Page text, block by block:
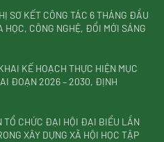
SƠ KẾT CÔNG TÁC 6 THÁNG ĐẦU
CÔNG NGHỆ, ĐỔI MỚI SÁNG
KẾ HOẠCH THỰC HIỆN MỤC
ĐOẠN 2026 – 2030, ĐỊNH
TỔ CHỨC ĐẠI HỘI ĐẠI BIỂU LẦN
XÂY DỰNG XÃ HỘI HỌC TẬP